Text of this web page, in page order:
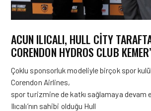
ACUN ILICALI, HULL CITY
CORENDON HYDROS CLUB
Çoklu sponsorluk modeliyle birçok spor
Corendon Airlines,
spor turizmine de katkı sağlamaya devam
Ilıcalı’nın sahibi olduğu Hull